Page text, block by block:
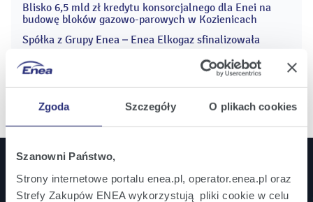
Zgoda Szczegóły O plikach cookies
Szanowni Państwo,
Strony internetowe portalu enea.pl, operator.enea.pl oraz
Strefy Zakupów ENEA wykorzystują pliki cookie w celu
odnawialne źródła energii i modernizację sieci
dystrybucyjnej. ...
16
Blisko 6,5 mld zł kredytu konsorcjalnego dla Enei na
budowę bloków gazowo-parowych w Kozienicach
Spółka z Grupy Enea – Enea Elkogaz sfinalizowała
największą w historii polskiej energetyki
konwencjonalnej transakcję typu project finance.
Inwestycja obejmuje budowę dwóch nowoczesnych
bloków gazowo-parowych CCGT w Elektrowni Kozienice
o łącznej mocy 1336 MWe. ...
Jesteś inwestorem? Bądź na bieżąco!